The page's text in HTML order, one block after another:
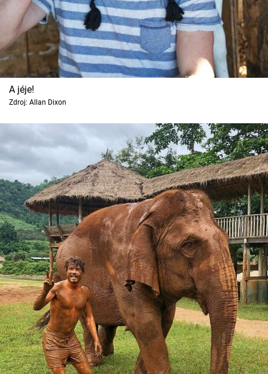
A jéje!
Zdroj: Allan Dixon